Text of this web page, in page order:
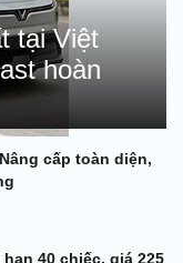
tại Việt
hoàn
cấp toàn diện,
40 chiếc, giá 225